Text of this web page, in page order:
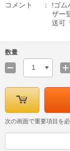
コメント
!ゴ
ザー
送可
数量
1
次の画面で重要項目を